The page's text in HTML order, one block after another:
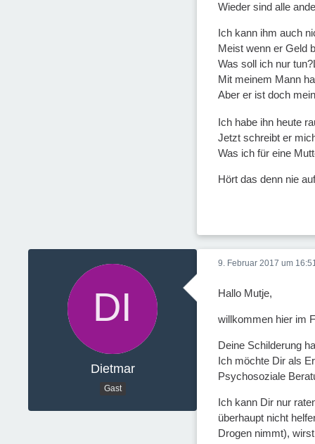
Wieder sind alle
Ich kann ihm auch
Meist wenn er Geld
Was soll ich nur
Mit meinem Mann
Aber er ist doch
Ich habe ihn heute
Jetzt schreibt er
Was ich für eine
Hört das denn nie
Dietmar
Gast
9. Februar 2017 um
Hallo Mutje,
willkommen hier im
Deine Schilderung
Ich möchte Dir als
Psychosoziale
Ich kann Dir nur
überhaupt nicht
Drogen nimmt),